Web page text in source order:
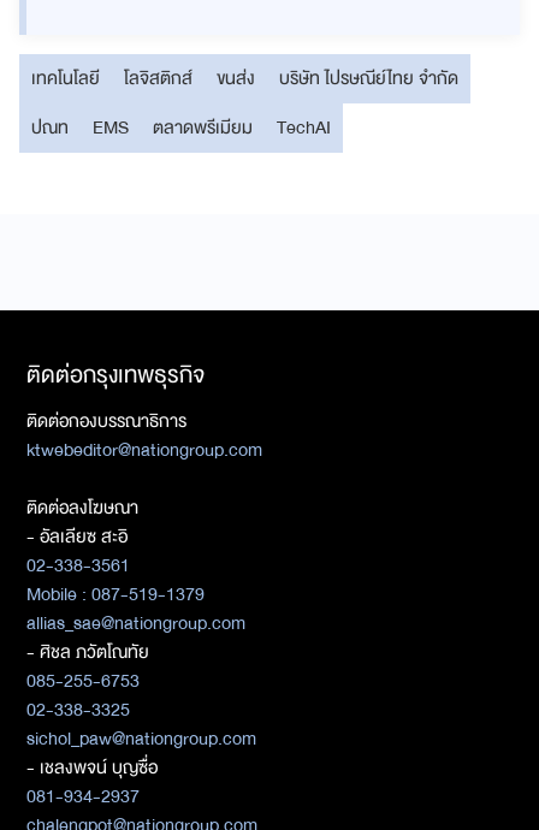
เทคโนโลยี โลจิสติกส์ ขนส่ง
บริษัท ไปรษณีย์ไทย จำกัด
ปณท
EMS ตลาดพรีเมียม TechAI
ติดต่อกรุงเทพธุรกิจ
ติดต่อกองบรรณาธิการ
ktwebeditor@nationgroup.com
ติดต่อลงโฆษณา
- อัลเลียซ สะอิ
02-338-3561
Mobile : 087-519-1379
allias_sae@nationgroup.com
- ศิชล ภวัตโณทัย
085-255-6753
02-338-3325
sichol_paw@nationgroup.com
- เชลงพจน์ บุญซื่อ
081-934-2937